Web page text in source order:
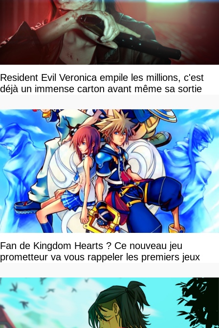
Resident Evil Veronica empile les millions, c'est
déjà un immense carton avant même sa sortie
Fan de Kingdom Hearts ? Ce nouveau jeu
prometteur va vous rappeler les premiers jeux